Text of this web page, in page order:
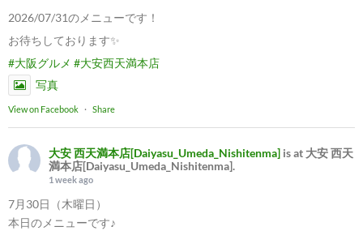
2026/07/31のメニューです！
お待ちしております✨
#大阪グルメ #大安西天満本店
写真
View on Facebook · Share
大安 西天満本店[Daiyasu_Umeda_Nishitenma] is at 大安 西天
満本店[Daiyasu_Umeda_Nishitenma].
1 week ago
7月30日（木曜日）
本日のメニューです♪